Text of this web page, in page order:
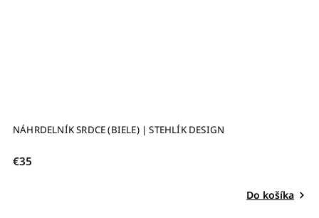
NÁHRDELNÍK SRDCE (BIELE) | STEHLÍK DESIGN
€35
Do košíka